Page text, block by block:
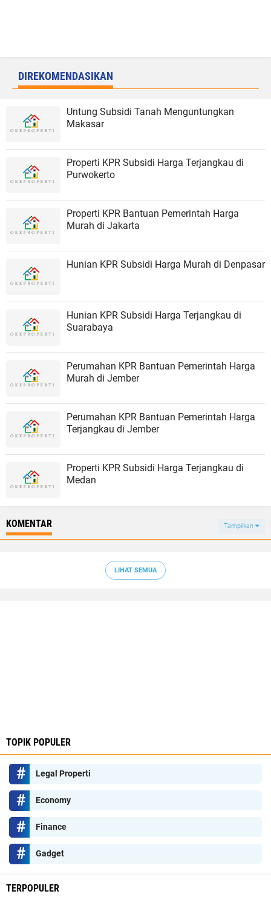
DIREKOMENDASIKAN
Untung Subsidi Tanah Menguntungkan
Makasar
Properti KPR Subsidi Harga Terjangkau di
Purwokerto
Properti KPR Bantuan Pemerintah Harga
Murah di Jakarta
Hunian KPR Subsidi Harga Murah di Denpasar
Hunian KPR Subsidi Harga Terjangkau di
Suarabaya
Perumahan KPR Bantuan Pemerintah Harga
Murah di Jember
Perumahan KPR Bantuan Pemerintah Harga
Terjangkau di Jember
Properti KPR Subsidi Harga Terjangkau di
Medan
KOMENTAR Tampilkan
LIHAT SEMUA
TOPIK POPULER
Legal Properti
Economy
Finance
Gadget
TERPOPULER